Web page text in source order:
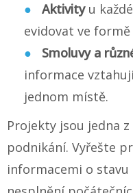
Aktivityu
evidovat ve
Smoluvy a
informace
jednom místě.
Projekty jsou jedna
podnikání. Vyřešte
informacemi o